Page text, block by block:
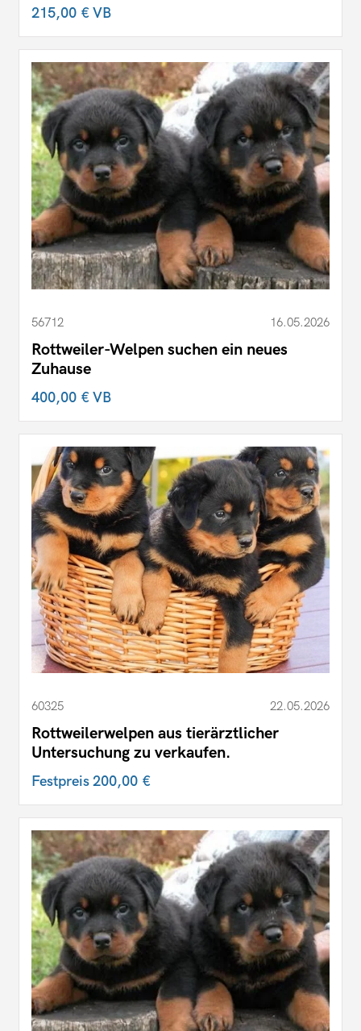
215,00 €VB
56712 16.05.2026
Rottweiler-Welpen suchen ein neues
Zuhause
400,00 €VB
60325 22.05.2026
Rottweilerwelpen aus tierärztlicher
Untersuchung zu verkaufen.
Festpreis200,00 €